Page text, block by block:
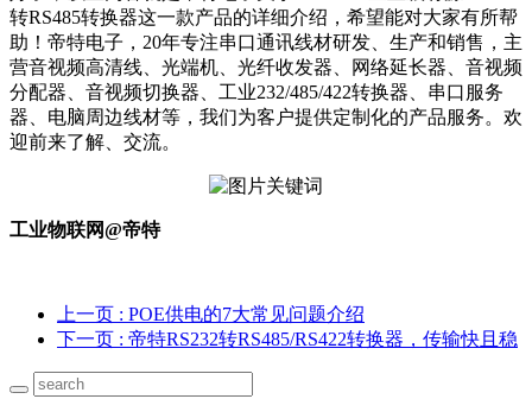
转RS485转换器这一款产品的详细介绍，希望能对大家有所帮
助！帝特电子，20年专注串口通讯线材研发、生产和销售，主
营音视频高清线、光端机、光纤收发器、网络延长器、音视频
分配器、音视频切换器、工业232/485/422转换器、串口服务
器、电脑周边线材等，我们为客户提供定制化的产品服务。欢
迎前来了解、交流。
工业物联网@帝特
上一页 : POE供电的7大常见问题介绍
下一页 : 帝特RS232转RS485/RS422转换器，传输快且稳